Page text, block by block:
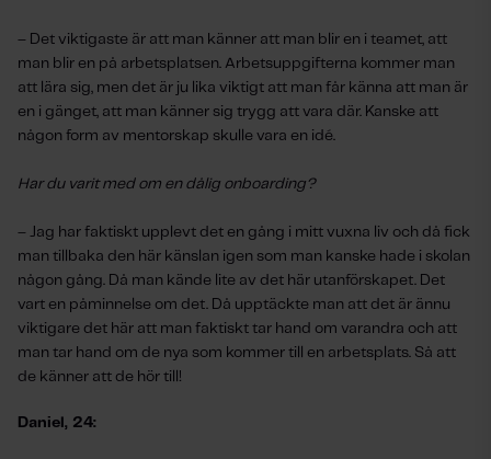
– Det viktigaste är att man känner att man blir en i teamet, att
man blir en på arbetsplatsen. Arbetsuppgifterna kommer man
att lära sig, men det är ju lika viktigt att man får känna att man är
en i gänget, att man känner sig trygg att vara där. Kanske att
någon form av mentorskap skulle vara en idé.
Har du varit med om en dålig onboarding?
– Jag har faktiskt upplevt det en gång i mitt vuxna liv och då fick
man tillbaka den här känslan igen som man kanske hade i skolan
någon gång. Då man kände lite av det här utanförskapet. Det
vart en påminnelse om det. Då upptäckte man att det är ännu
viktigare det här att man faktiskt tar hand om varandra och att
man tar hand om de nya som kommer till en arbetsplats. Så att
de känner att de hör till!
Daniel, 24: